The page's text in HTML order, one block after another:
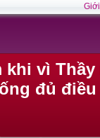
khi vì
đủ điều